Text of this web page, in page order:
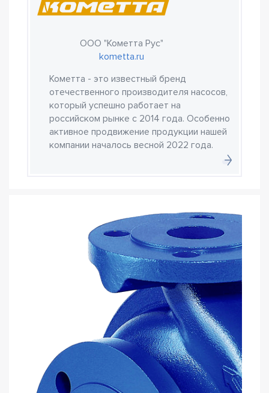
ООО "Кометта Рус"
kometta.ru
Кометта - это известный бренд
отечественного производителя насосов,
который успешно работает на
российском рынке с 2014 года. Особенно
активное продвижение продукции нашей
компании началось весной 2022 года.